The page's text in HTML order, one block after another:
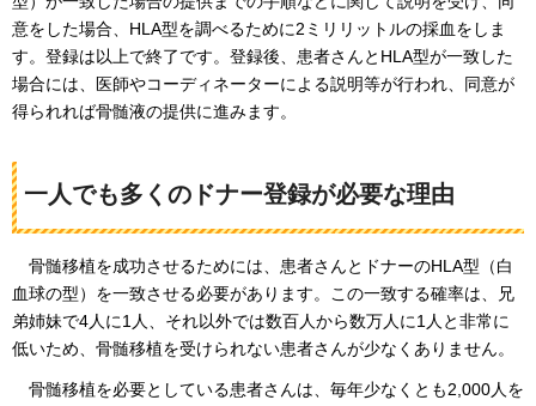
意をした場合、HLA型を調べるために2ミリリットルの採血をしま
す。登録は以上で終了です。登録後、患者さんとHLA型が一致した
場合には、医師やコーディネーターによる説明等が行われ、同意が
得られれば骨髄液の提供に進みます。
一人でも多くのドナー登録が必要な理由
骨髄移植を成功させるためには、患者さんとドナーのHLA型（白
血球の型）を一致させる必要があります。この一致する確率は、兄
弟姉妹で4人に1人、それ以外では数百人から数万人に1人と非常に
低いため、骨髄移植を受けられない患者さんが少なくありません。
骨髄移植を必要としている患者さんは、毎年少なくとも2,000人を